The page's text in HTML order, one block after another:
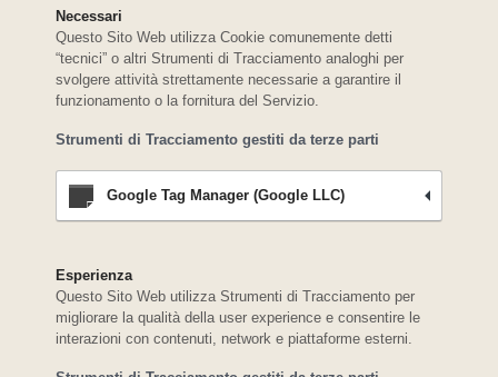
Necessari
Questo Sito Web utilizza Cookie comunemente detti
“tecnici” o altri Strumenti di Tracciamento analoghi per
svolgere attività strettamente necessarie a garantire il
funzionamento o la fornitura del Servizio.
Strumenti di Tracciamento gestiti da terze parti
Google Tag Manager (Google LLC)
Esperienza
Questo Sito Web utilizza Strumenti di Tracciamento per
migliorare la qualità della user experience e consentire le
interazioni con contenuti, network e piattaforme esterni.